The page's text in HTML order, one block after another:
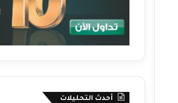
أحدث التحليلات